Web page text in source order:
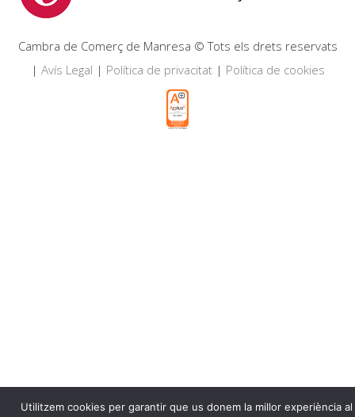
Cambra de Comerç de Manresa © Tots els drets reservats
| Avís Legal | Política de privacitat| Política de cookies
Utilitzem cookies per garantir que us donem la millor experiència